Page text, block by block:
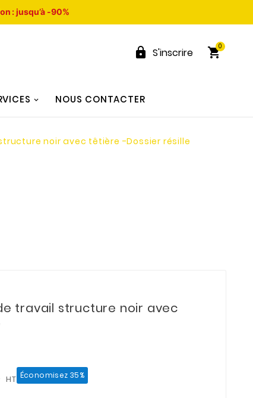
: jusqu’à -90%
 S'inscrire 
0
NOUS CONTACTER
noir avec têtière -Dossier résille
de travail structure noir avec
HT Économisez 35%